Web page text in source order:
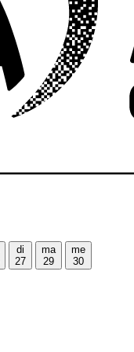
di
27
ma
29
me
30